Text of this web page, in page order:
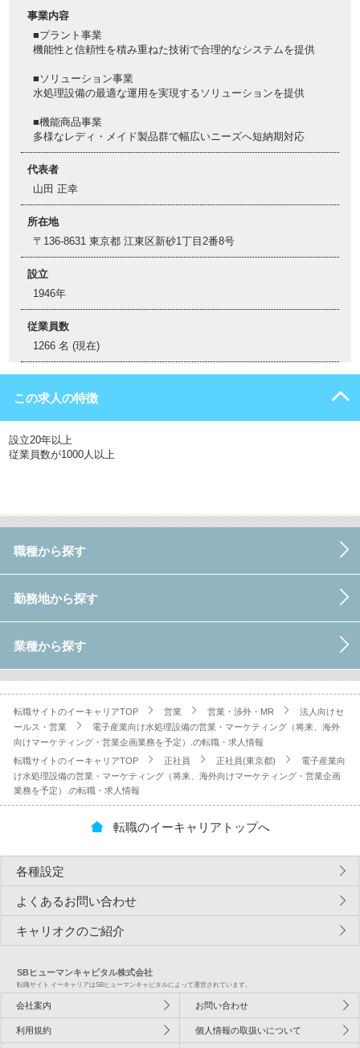
事業内容
■プラント事業
機能性と信頼性を積み重ねた技術で合理的なシステムを提供
■ソリューション事業
水処理設備の最適な運用を実現するソリューションを提供
■機能商品事業
多様なレディ・メイド製品群で幅広いニーズへ短納期対応
代表者
山田 正幸
所在地
〒136-8631 東京都 江東区新砂1丁目2番8号
設立
1946年
従業員数
1266 名 (現在)
この求人の特徴
設立20年以上
従業員数が1000人以上
職種から探す
勤務地から探す
業種から探す
転職サイトのイーキャリアTOP 営業 営業・渉外・MR
法人向けセ
ールス・営業
電子産業向け水処理設備の営業・マーケティング（将来、海外
向けマーケティング・営業企画業務を予定）.の転職・求人情報
転職サイトのイーキャリアTOP
正社員 正社員(東京都)
電子産業向
け水処理設備の営業・マーケティング（将来、海外向けマーケティング・営業企画
業務を予定）.の転職・求人情報
転職のイーキャリアトップへ
各種設定
よくあるお問い合わせ
キャリオクのご紹介
SBヒューマンキャピタル株式会社
転職サイト イーキャリアはSBヒューマンキャピタルによって運営されています。
会社案内 お問い合わせ
利用規約 個人情報の取扱いについて